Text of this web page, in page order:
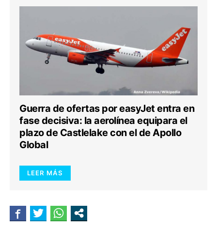
Guerra de ofertas por easyJet entra en
fase decisiva: la aerolínea equipara el
plazo de Castlelake con el de Apollo
Global
LEER MÁS